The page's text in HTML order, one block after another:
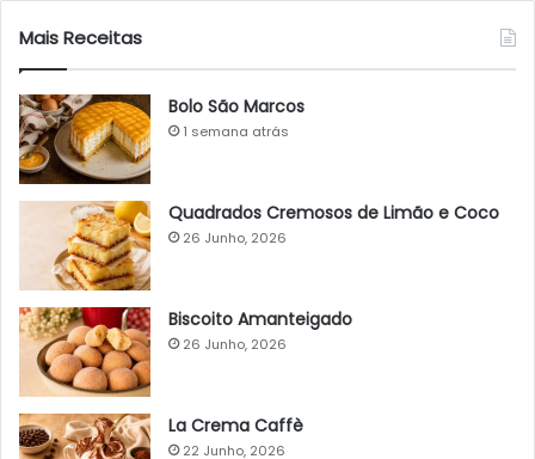
Mais Receitas
Bolo São Marcos
1 semana atrás
Quadrados Cremosos de Limão e Coco
26 Junho, 2026
Biscoito Amanteigado
26 Junho, 2026
La Crema Caffè
22 Junho, 2026